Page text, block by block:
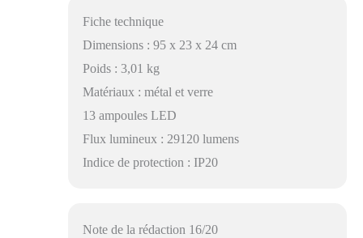
Fiche technique
Dimensions : 95 x 23 x 24 cm
Poids : 3,01 kg
Matériaux : métal et verre
13 ampoules LED
Flux lumineux : 29120 lumens
Indice de protection : IP20
Note de la rédaction 16/20